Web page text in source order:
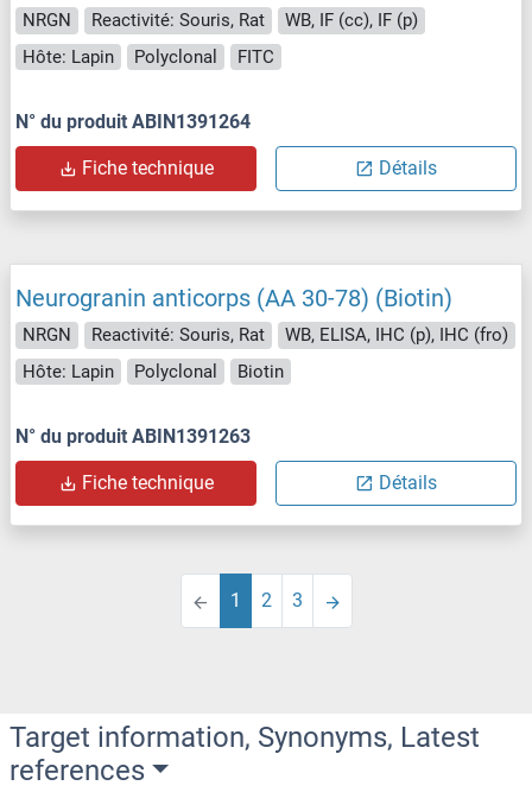
NRGN Reactivité: Souris, Rat
WB, IF (cc), IF (p)
Hôte: Lapin
Polyclonal FITC
N° du produit ABIN1391264
Fiche technique Détails
Neurogranin anticorps (AA 30-78) (Biotin)
NRGN Reactivité: Souris, Rat
WB, ELISA, IHC (p), IHC (fro)
Hôte: Lapin
Polyclonal Biotin
N° du produit ABIN1391263
Fiche technique Détails
1 2 3
Target information, Synonyms, Latest
references